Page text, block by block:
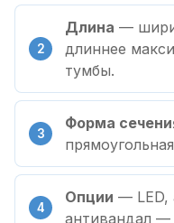
Длина —
длиннее
тумбы.
Форма
Опции — LED,
антивандал —